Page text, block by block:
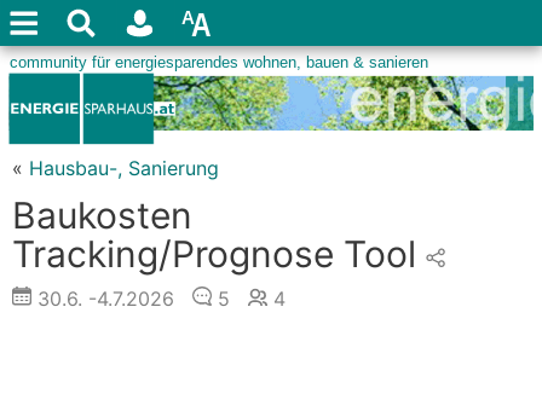
« Hausbau-, Sanierung
Baukosten
Tracking/Prognose Tool
30.6. -4.7.2026 5 4